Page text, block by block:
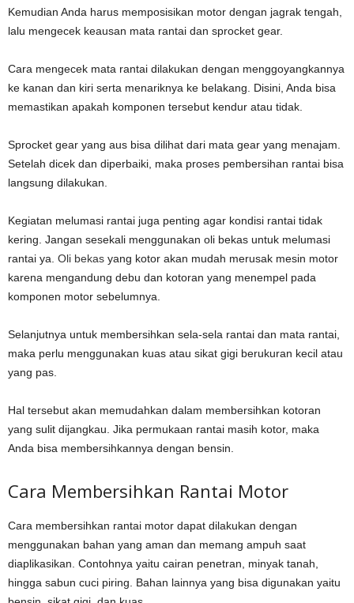
Kemudian Anda harus memposisikan motor dengan jagrak tengah,
lalu mengecek keausan mata rantai dan sprocket gear.
Cara mengecek mata rantai dilakukan dengan menggoyangkannya
ke kanan dan kiri serta menariknya ke belakang. Disini, Anda bisa
memastikan apakah komponen tersebut kendur atau tidak.
Sprocket gear yang aus bisa dilihat dari mata gear yang menajam.
Setelah dicek dan diperbaiki, maka proses pembersihan rantai bisa
langsung dilakukan.
Kegiatan melumasi rantai juga penting agar kondisi rantai tidak
kering. Jangan sesekali menggunakan oli bekas untuk melumasi
rantai ya. Oli bekas yang kotor akan mudah merusak mesin motor
karena mengandung debu dan kotoran yang menempel pada
komponen motor sebelumnya.
Selanjutnya untuk membersihkan sela-sela rantai dan mata rantai,
maka perlu menggunakan kuas atau sikat gigi berukuran kecil atau
yang pas.
Hal tersebut akan memudahkan dalam membersihkan kotoran
yang sulit dijangkau. Jika permukaan rantai masih kotor, maka
Anda bisa membersihkannya dengan bensin.
Cara Membersihkan Rantai Motor
Cara membersihkan rantai motor dapat dilakukan dengan
menggunakan bahan yang aman dan memang ampuh saat
diaplikasikan. Contohnya yaitu cairan penetran, minyak tanah,
hingga sabun cuci piring. Bahan lainnya yang bisa digunakan yaitu